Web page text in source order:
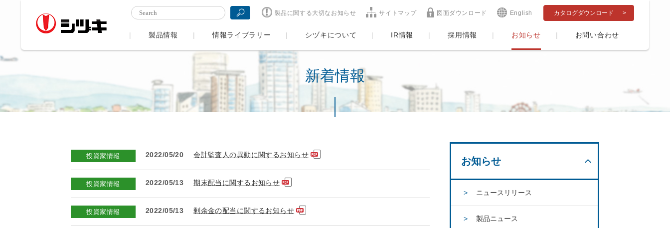
製品情報 情報ライブラリー シヅキについて IR情報 採用情報 お知らせ お問い合わせ
カタログダウンロード
製品に関する大切なお知らせ サイトマップ 図面ダウンロード English
新着情報
投資家情報 2022/05/20 会計監査人の異動に関するお知らせ
投資家情報 2022/05/13 期末配当に関するお知らせ
投資家情報 2022/05/13 剰余金の配当に関するお知らせ
お知らせ
ニュースリリース
製品ニュース